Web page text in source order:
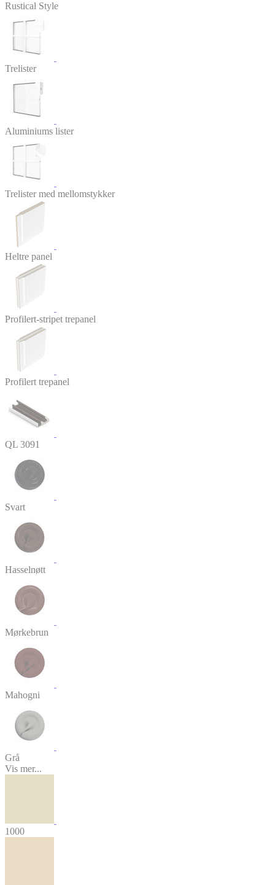
Rustical Style
Trelister
Aluminiums lister
Trelister med mellomstykker
Heltre panel
Profilert-stripet trepanel
Profilert trepanel
QL 3091
Svart
Hasselnøtt
Mørkebrun
Mahogni
Grå
Vis mer...
1000